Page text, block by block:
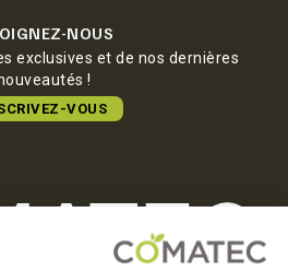
NOUS
exclusives et de nos dernières
!
VOUS